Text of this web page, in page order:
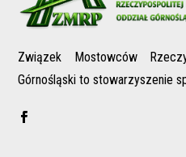
Związek Mostowców
Górnośląski to stowarzyszenie